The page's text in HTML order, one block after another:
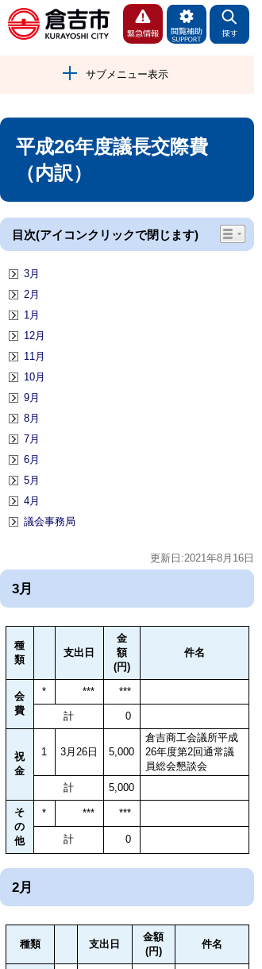
サブメニュー表示
平成26年度議長交際費
（内訳）
目次(アイコンクリックで閉じます)
3月
2月
1月
12月
11月
10月
9月
8月
7月
6月
5月
4月
議会事務局
更新日:2021年8月16日
3月
種
類
支出日
金
額
(円)
件名
会
費
* *** ***
計 0
祝
金
1 3月26日 5,000
倉吉商工会議所平成
26年度第2回通常議
員総会懇談会
計
5,000
そ
の
他
* *** ***
計 0
2月
種類 支出日
金額
(円)
件名